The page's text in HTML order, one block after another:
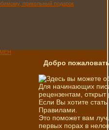
Добро
Здесь вы можете
Для начинающих
рецензентам, открыт
Если Вы хотите
Правилами.
Это поможет вам
первых порах в